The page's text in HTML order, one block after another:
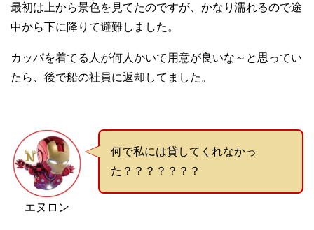
最初は上から景色を見てたのですが、かなり濡れるので途
中から下に降りて避難しました。
カッパを着てる人が何人かいて用意が良いな～と思ってい
たら、後で船の社員に返却してました。
エヌロン
何で私には貸してくれなかっ
た？？？？？？？